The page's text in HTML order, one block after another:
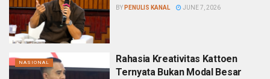
BY PENULIS KANAL JUNE 7, 2026
NASIONAL
Rahasia Kreativitas Kattoen
Ternyata Bukan Modal Besar